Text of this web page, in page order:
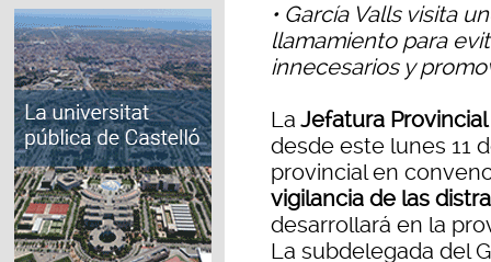
• García Valls visita
llamamiento para
innecesarios y
La Jefatura
desde este lunes 11
provincial en
vigilancia de las
desarrollará en la
La subdelegada del